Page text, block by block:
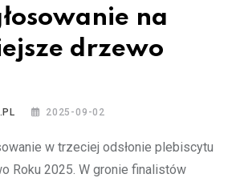
na
drzewo
2025-09-02
w trzeciej odsłonie plebiscytu
Roku 2025. W gronie finalistów